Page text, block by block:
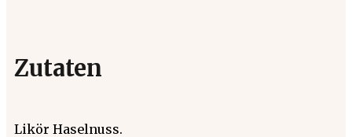
Zutaten
Likör Haselnuss.